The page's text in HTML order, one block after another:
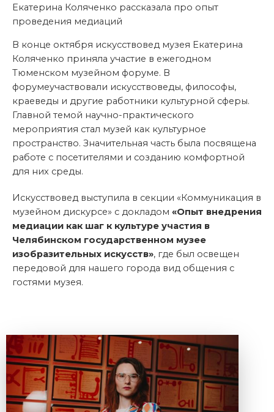
Екатерина Коляченко рассказала про опыт
проведения медиаций
В конце октября искусствовед музея Екатерина
Коляченко приняла участие в ежегодном
Тюменском музейном форуме. В
форумеучаствовали искусствоведы, философы,
краеведы и другие работники культурной сферы.
Главной темой научно-практического
мероприятия стал музей как культурное
пространство. Значительная часть была посвящена
работе с посетителями и созданию комфортной
для них среды.
Искусствовед выступила в секции «Коммуникация в
музейном дискурсе» с докладом «Опыт внедрения
медиации как шаг к культуре участия в
Челябинском государственном музее
изобразительных искусств», где был освещен
передовой для нашего города вид общения с
гостями музея.